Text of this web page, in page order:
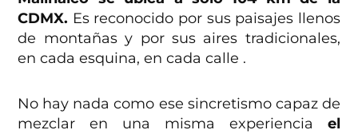
CDMX. Es reconocido por sus paisajes llenos
de montañas y por sus aires tradicionales,
en cada esquina, en cada calle .
No hay nada como ese sincretismo capaz de
mezclar en una misma experiencia el